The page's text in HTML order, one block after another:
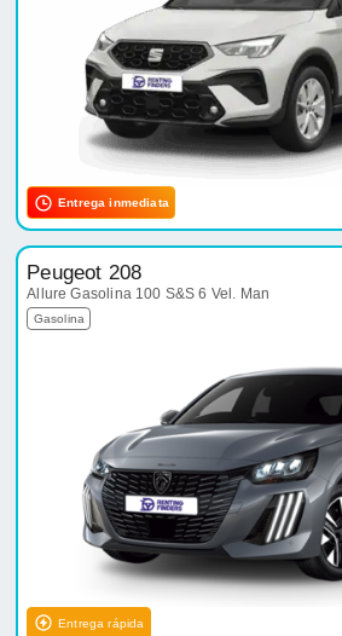
Entrega inmediata
Peugeot 208
Allure Gasolina 100 S&S 6 Vel. Man
Gasolina
Entrega rápida